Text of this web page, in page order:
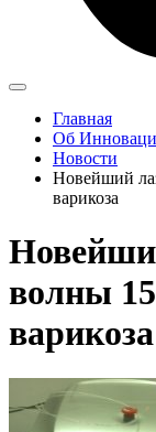
Главная
Об
Новости
Новейший
варикоза
волны
варикоза